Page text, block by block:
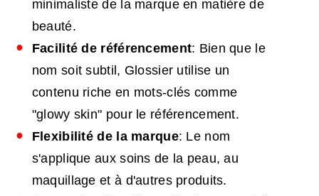
minimaliste de la marque en matière de
beauté.
Facilité de référencement: Bien que le
nom soit subtil, Glossier utilise un
contenu riche en mots-clés comme
"glowy skin" pour le référencement.
Flexibilité de la marque: Le nom
s'applique aux soins de la peau, au
maquillage et à d'autres produits.